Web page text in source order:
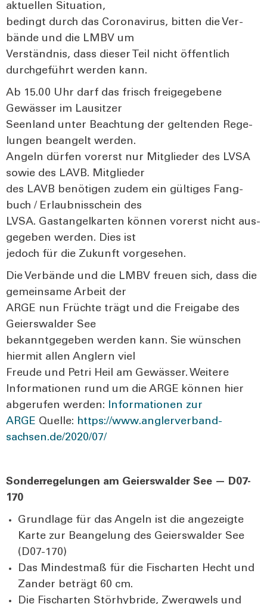
aktu­el­len Situa­ti­on,
bedingt durch das Coro­na­vi­rus, bit­ten die Ver­
bän­de und die LMBV um
Ver­ständ­nis, dass die­ser Teil nicht öffent­lich
durch­ge­führt wer­den kann.
Ab 15.00 Uhr darf das frisch frei­ge­ge­be­ne
Gewäs­ser im Lau­sit­zer
Seen­land unter Beach­tung der gel­ten­den Rege­
lun­gen bean­gelt wer­den.
Angeln dür­fen vor­erst nur Mit­glie­der des LVSA
sowie des LAVB. Mit­glie­der
des LAVB benö­ti­gen zudem ein gül­ti­ges Fang­
buch / Erlaub­nis­schein des
LVSA. Gast­an­gel­kar­ten kön­nen vor­erst nicht aus­
ge­ge­ben wer­den. Dies ist
jedoch für die Zukunft vor­ge­se­hen.
Die Ver­bän­de und die LMBV freu­en sich, dass die
gemein­sa­me Arbeit der
ARGE nun Früch­te trägt und die Frei­ga­be des
Gei­ers­wal­der See
bekannt­ge­ge­ben wer­den kann. Sie wün­schen
hier­mit allen Ang­lern viel
Freu­de und Petri Heil am Gewäs­ser. Wei­te­re
Infor­ma­tio­nen rund um die ARGE kön­nen hier
abge­ru­fen wer­den: Infor­ma­tio­nen zur
ARGE Quel­le: https://www.anglerverband-
sachsen.de/2020/07/
Son­der­re­ge­lun­gen am Gei­ers­wal­der See — D07-
170
Grund­la­ge für das Angeln ist die ange­zeig­te
Kar­te zur Bean­ge­lung des Gei­ers­wal­der See
(D07-170)
Das Min­dest­maß für die Fisch­ar­ten Hecht und
Zan­der beträgt 60 cm.
Die Fisch­ar­ten Stör­hy­bri­de, Zwerg­wels und